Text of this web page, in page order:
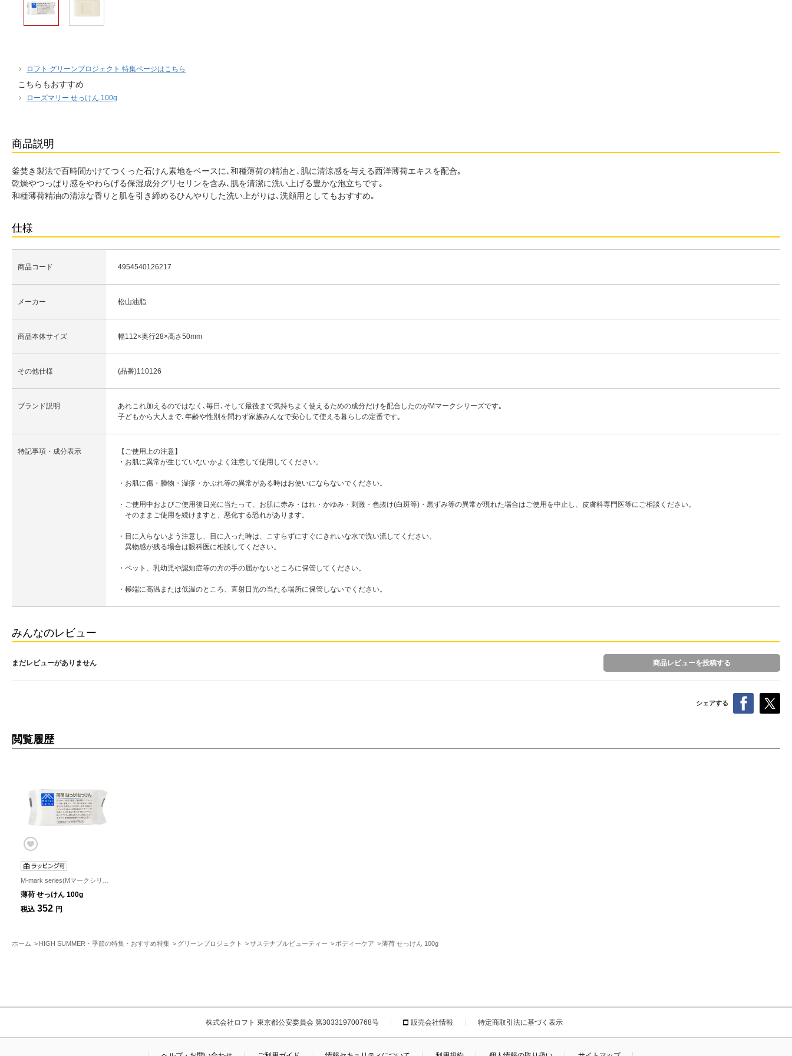
ロフト グリーンプロジェクト 特集ページはこちら
こちらもおすすめ
ローズマリー せっけん 100g
商品説明
釜焚き製法で百時間かけてつくった石けん素地をベースに､和種薄荷の精油と､肌に清涼感を与える西洋薄荷エキスを配合｡
乾燥やつっぱり感をやわらげる保湿成分グリセリンを含み､肌を清潔に洗い上げる豊かな泡立ちです｡
和種薄荷精油の清涼な香りと肌を引き締めるひんやりした洗い上がりは､洗顔用としてもおすすめ｡
仕様
商品コード 4954540126217
メーカー 松山油脂
商品本体サイズ 幅112×奥行28×高さ50mm
その他仕様 (品番)110126
ブランド説明
あれこれ加えるのではなく､毎日､そして最後まで気持ちよく使えるための成分だけを配合したのがMマークシリーズです｡
子どもから大人まで､年齢や性別を問わず家族みんなで安心して使える暮らしの定番です｡
特記事項・成分表示
【ご使用上の注意】
・お肌に異常が生じていないかよく注意して使用してください。
・お肌に傷・腫物・湿疹・かぶれ等の異常がある時はお使いにならないでください。
・ご使用中およびご使用後日光に当たって、お肌に赤み・はれ・かゆみ・刺激・色抜け(白斑等)・黒ずみ等の異常が現れた場合はご使用を中止し、皮膚科専門医等にご相談ください。
そのままご使用を続けますと、悪化する恐れがあります。
・目に入らないよう注意し、目に入った時は、こすらずにすぐにきれいな水で洗い流してください。
異物感が残る場合は眼科医に相談してください。
・ペット、乳幼児や認知症等の方の手の届かないところに保管してください。
・極端に高温または低温のところ、直射日光の当たる場所に保管しないでください。
みんなのレビュー
まだレビューがありません 商品レビューを投稿する
シェアする
閲覧履歴
薄荷 せっけん 100g
税込 352 円
ホーム HIGH SUMMER・季節の特集・おすすめ特集 グリーンプロジェクト サステナブルビューティー ボディーケア 薄荷 せっけん 100g
株式会社ロフト 東京都公安委員会 第303319700768号 販売会社情報 特定商取引法に基づく表示